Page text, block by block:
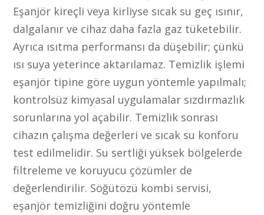
Eşanjör kireçli veya kirliyse sıcak su geç ısınır,
dalgalanır ve cihaz daha fazla gaz tüketebilir.
Ayrıca ısıtma performansı da düşebilir; çünkü
ısı suya yeterince aktarılamaz. Temizlik işlemi
eşanjör tipine göre uygun yöntemle yapılmalı;
kontrolsüz kimyasal uygulamalar sızdırmazlık
sorunlarına yol açabilir. Temizlik sonrası
cihazın çalışma değerleri ve sıcak su konforu
test edilmelidir. Su sertliği yüksek bölgelerde
filtreleme ve koruyucu çözümler de
değerlendirilir. Söğütözü kombi servisi,
eşanjör temizliğini doğru yöntemle